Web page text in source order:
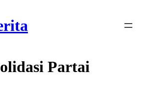
Partai